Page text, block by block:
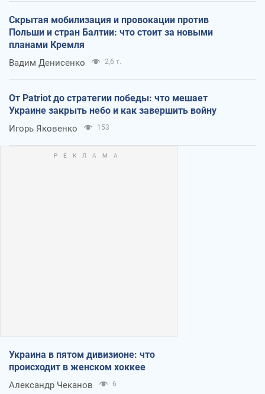
Скрытая мобилизация и провокации против
Польши и стран Балтии: что стоит за новыми
планами Кремля
Вадим Денисенко 2,6 т.
От Patriot до стратегии победы: что мешает
Украине закрыть небо и как завершить войну
Игорь Яковенко 153
Украина в пятом дивизионе: что
происходит в женском хоккее
Александр Чеканов 6